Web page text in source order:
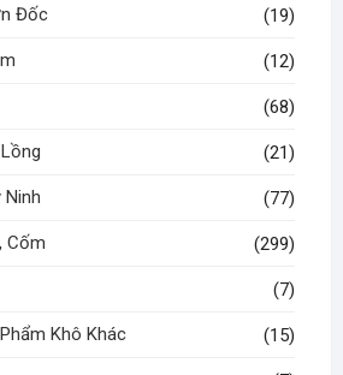
Đốc (19)
(12)
(68)
(21)
Ninh (77)
Cốm (299)
(7)
Khô Khác (15)